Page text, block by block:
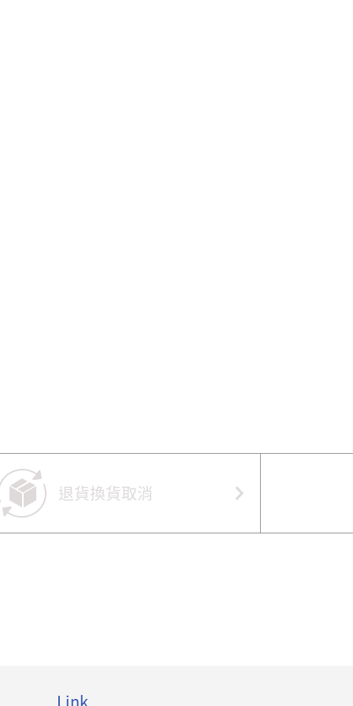
退貨換貨取消
Link